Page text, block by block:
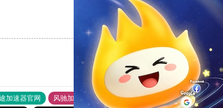
支持[0] 反对[0]
加速器官网 风驰加速器 旋风加速器